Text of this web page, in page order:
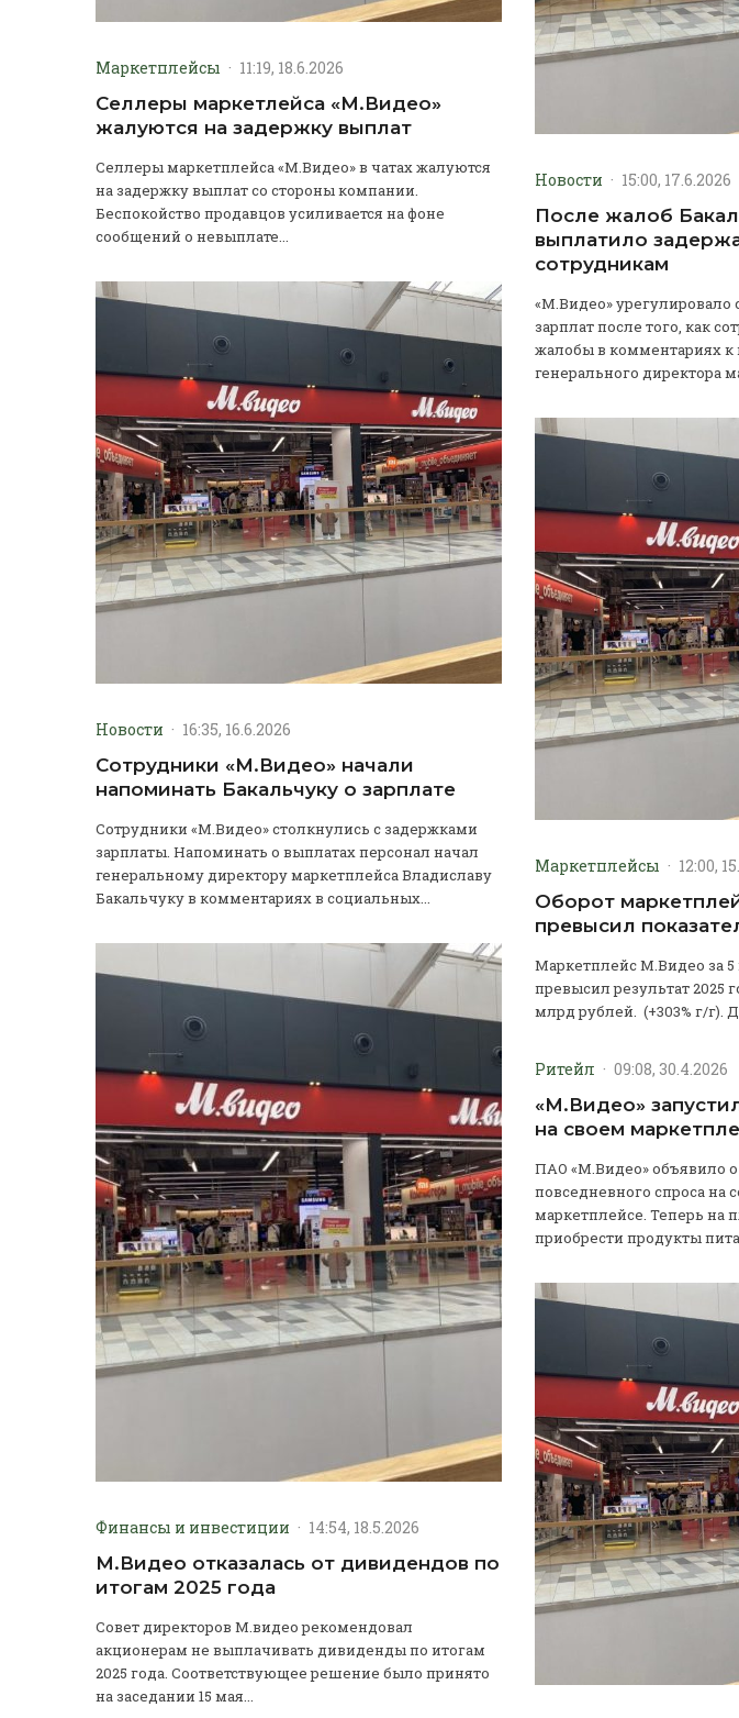
Маркетплейсы · 11:19, 18.6.2026
Селлеры маркетлейса «М.Видео»
жалуются на задержку выплат
Селлеры маркетплейса «М.Видео» в чатах жалуются
на задержку выплат со стороны компании.
Беспокойство продавцов усиливается на фоне
сообщений о невыплате...
Новости · 16:35, 16.6.2026
Сотрудники «М.Видео» начали
напоминать Бакальчуку о зарплате
Сотрудники «М.Видео» столкнулись с задержками
зарплаты. Напоминать о выплатах персонал начал
генеральному директору маркетплейса Владиславу
Бакальчуку в комментариях в социальных...
Финансы и инвестиции · 14:54, 18.5.2026
М.Видео отказалась от дивидендов по
итогам 2025 года
Совет директоров М.видео рекомендовал
акционерам не выплачивать дивиденды по итогам
2025 года. Соответствующее решение было принято
на заседании 15 мая...
Новости · 15:00, 17.6.2026
После жалоб
выплатило
сотрудникам
«М.Видео» урегулировало
зарплат после того, как
жалобы в комментариях
генерального директора
Маркетплейсы · 12:00,
Оборот
превысил
Маркетплейс М.Видео за 5
превысил результат 2025
млрд рублей. (+303% г/г).
Ритейл · 09:08, 30.4.2026
«М.Видео»
на своем
ПАО «М.Видео» объявило
повседневного спроса на
маркетплейсе. Теперь на
приобрести продукты